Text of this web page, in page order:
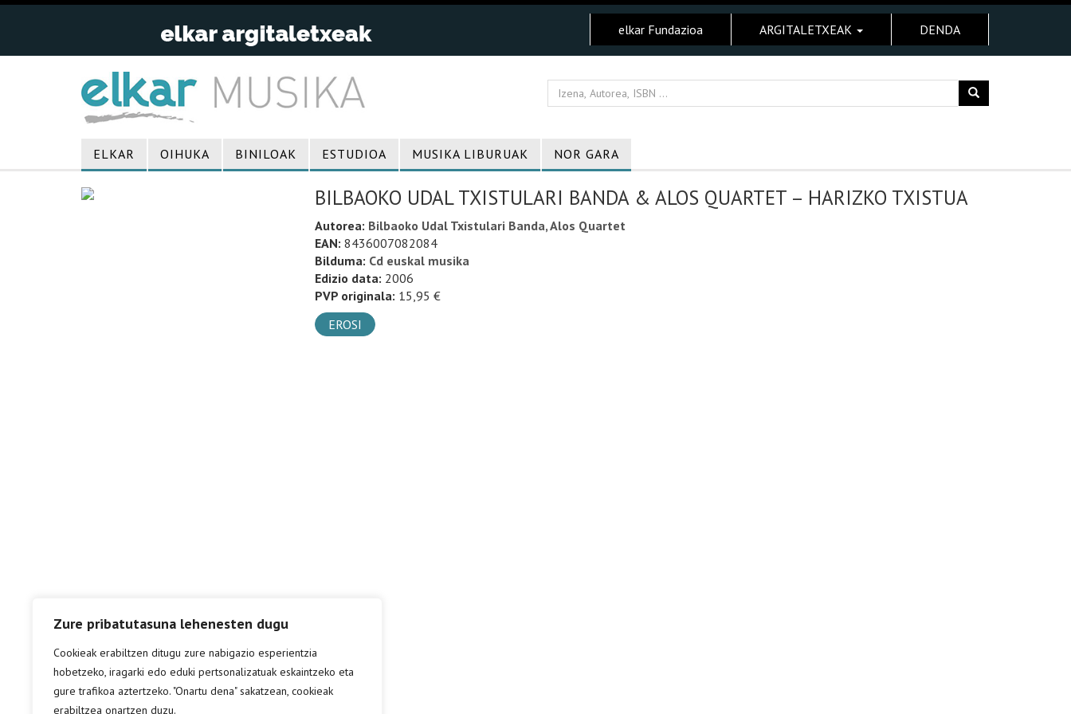
Zure pribatutasuna lehenesten dugu
Cookieak erabiltzen ditugu zure nabigazio esperientzia
hobetzeko, iragarki edo eduki pertsonalizatuak eskaintzeko eta
gure trafikoa aztertzeko. "Onartu dena" sakatzean, cookieak
erabiltzea onartzen duzu.
elkar Fundazioa ARGITALETXEAK DENDA
ELKAR OIHUKA BINILOAK ESTUDIOA MUSIKA LIBURUAK NOR GARA
BILBAOKO UDAL TXISTULARI BANDA & ALOS QUARTET – HARIZKO TXISTUA
Autorea: Bilbaoko Udal Txistulari Banda, Alos Quartet
EAN: 8436007082084
Bilduma: Cd euskal musika
Edizio data: 2006
PVP originala: 15,95 €
EROSI